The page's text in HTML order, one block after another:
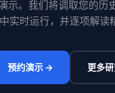
示。我们将调取您的历
实时运行，并逐项解读
预约演示 → 更多